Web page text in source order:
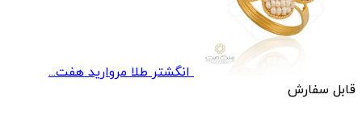
انگشتر طلا مروارید هفت...
قابل سفارش